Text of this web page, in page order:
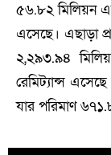
৫৬.৮২ মিলিয়ন
এসেছে। এছাড়া
২,২৯৩.৯৪
রেমিট্যান্স
যার পরিমাণ